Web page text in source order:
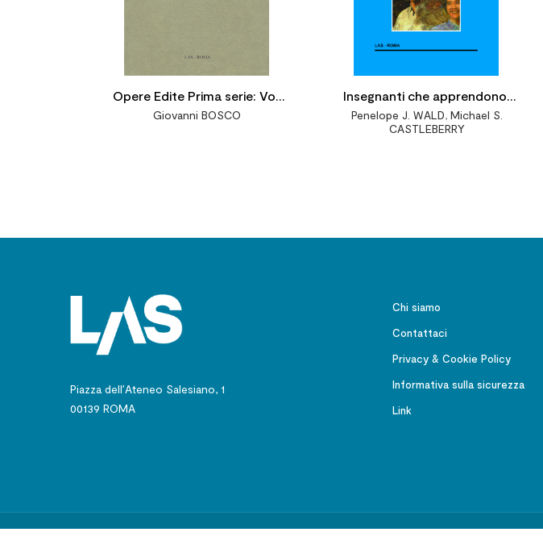
Opere Edite Prima serie: Vol.
XXVIII
Giovanni BOSCO
Insegnanti che apprendono.
Costruire una comunità
Penelope J. WALD, Michael S.
CASTLEBERRY
Piazza dell’Ateneo Salesiano, 1
00139 ROMA
Chi siamo
Contattaci
Privacy & Cookie Policy
Informativa sulla sicurezza
Link